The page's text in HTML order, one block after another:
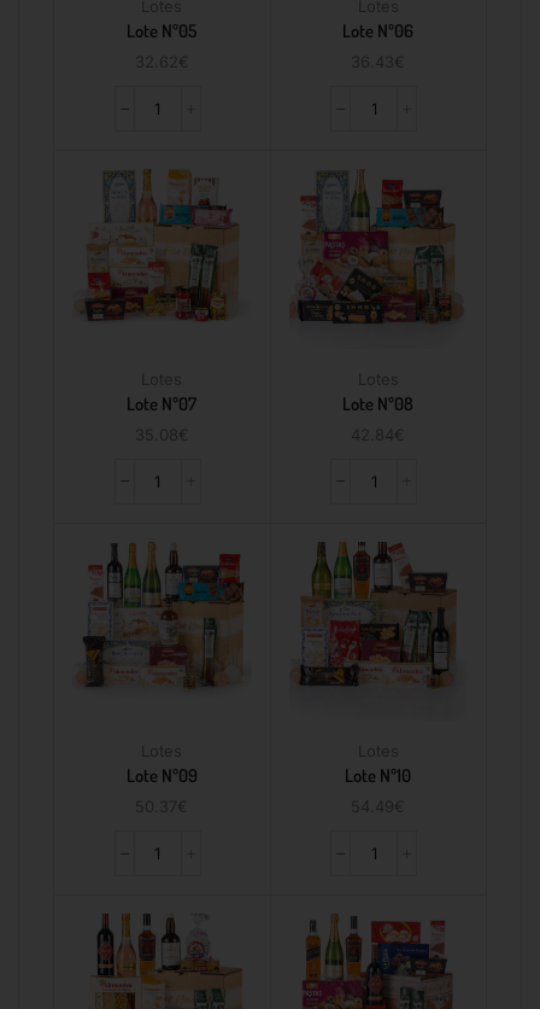
Lotes
Lote Nº05
32.62€
Lotes
Lote Nº06
36.43 €
Lotes
Lote Nº07
35.08 €
Lotes
Lote Nº08
42.84€
Lotes
Lote Nº09
50.37 €
Lotes
Lote Nº10
54.49€